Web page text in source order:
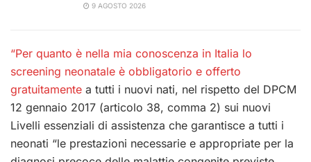
9 AGOSTO 2026
“Per quanto è nella mia conoscenza in Italia lo
screening neonatale è obbligatorio e offerto
gratuitamente a tutti i nuovi nati, nel rispetto del DPCM
12 gennaio 2017 (articolo 38, comma 2) sui nuovi
Livelli essenziali di assistenza che garantisce a tutti i
neonati “le prestazioni necessarie e appropriate per la